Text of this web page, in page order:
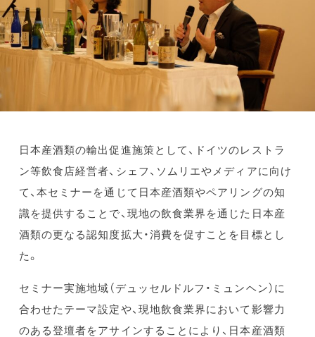
日本産酒類の輸出促進施策として、ドイツのレストラ
ン等飲食店経営者、シェフ、ソムリエやメディアに向け
て、本セミナーを通じて日本産酒類やペアリングの知
識を提供することで、現地の飲食業界を通じた日本産
酒類の更なる認知度拡大・消費を促すことを目標とし
た。
セミナー実施地域（デュッセルドルフ・ミュンヘン）に
合わせたテーマ設定や、現地飲食業界において影響力
のある登壇者をアサインすることにより、日本産酒類